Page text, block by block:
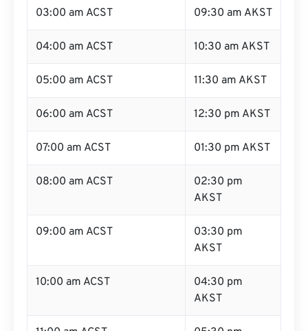
03:00 am ACST 09:30 am AKST
04:00 am ACST 10:30 am AKST
05:00 am ACST 11:30 am AKST
06:00 am ACST 12:30 pm AKST
07:00 am ACST 01:30 pm AKST
08:00 am ACST
02:30 pm
AKST
09:00 am ACST
03:30 pm
AKST
10:00 am ACST
04:30 pm
AKST